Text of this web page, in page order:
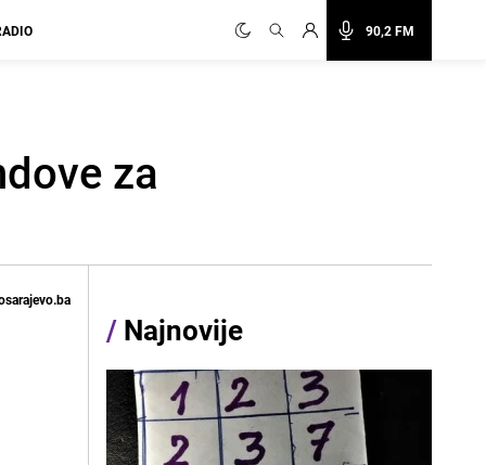
90,2 FM
za
/ Najnovije